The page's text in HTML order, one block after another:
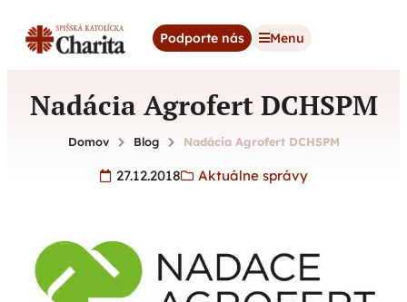
Podporte nás Menu
Nadácia Agrofert DCHSPM
Domov Blog Nadácia Agrofert DCHSPM
27.12.2018 Aktuálne správy